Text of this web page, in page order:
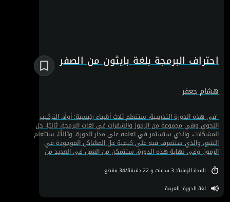
احتراف البرمجة بلغة بايثون من الصفر
هشام جعفر
"في هذه الدورة التدريبية، ستتعلم ثلاث أشياء رئيسية: أولًا، التركيب
النحوي وهي مجموعة من الرموز والشفرات في لغات البرمجة. ثانيًا، حل
المشكلات، والذي ستستمر في تعلمه على مدار الدورة. وثالثًا، ستتعلم
التتبع، والذي ستتعرف فيه على كيفية حل المشاكل الموجودة في
الرموز. وفي نهاية هذه الدورة، ستتمكن من العمل في العديد من
ستتمكن من محاكاة أي شيء ستواجهه في حياتك اليومية. هذا
بالإضافة إلى أن هذه الدورة ستساعدك على تعلم مهارة جديدة من
شأنها أن تجعل أشياء كثيرة أسهل بالنسبة لك، وخاصة في حياتك
العملية. يتم تدريس هذه الدورة باللغة العربية."
المدة الزمنية: 3 ساعات و 22 دقيقة/34 مقطع
لغة الدورة: العربية